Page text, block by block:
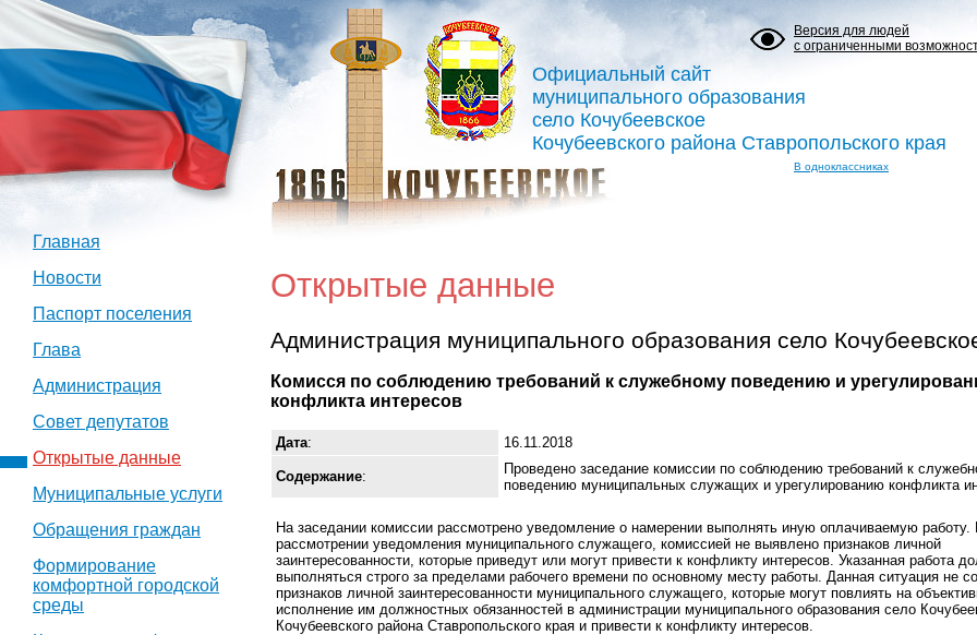
Версия для людей
с ограниченными
Официальный сайт
муниципального образования
село Кочубеевское
Кочубеевского района Ставропольского края
В одноклассниках
Главная
Новости
Паспорт поселения
Глава
Администрация
Совет депутатов
Открытые данные
Муниципальные услуги
Обращения граждан
Формирование
комфортной городской
среды
Открытые данные
Администрация муниципального образования село
Комисся по соблюдению требований к служебному поведению и
конфликта интересов
Дата: 16.11.2018
Содержание:
Проведено заседание комиссии по соблюдению требований к
поведению муниципальных служащих и урегулированию конфликта
На заседании комиссии рассмотрено уведомление о намерении выполнять иную оплачиваемую работу.
рассмотрении уведомления муниципального служащего, комиссией не выявлено признаков личной
заинтересованности, которые приведут или могут привести к конфликту интересов. Указанная работа
выполняться строго за пределами рабочего времени по основному месту работы. Данная ситуация не
признаков личной заинтересованности муниципального служащего, которые могут повлиять на
исполнение им должностных обязанностей в администрации муниципального образования село
Кочубеевского района Ставропольского края и привести к конфликту интересов.